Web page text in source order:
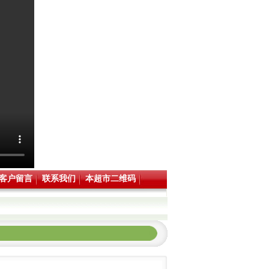
户留言 联系我们 本超市二维码